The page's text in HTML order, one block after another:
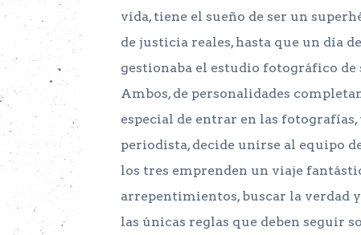
vida, tiene el sueño de ser un
de justicia reales, hasta que un día
gestionaba el estudio fotográfico de
Ambos, de personalidades
especial de entrar en las
periodista, decide unirse al equipo
los tres emprenden un viaje
arrepentimientos, buscar la verdad
las únicas reglas que deben seguir